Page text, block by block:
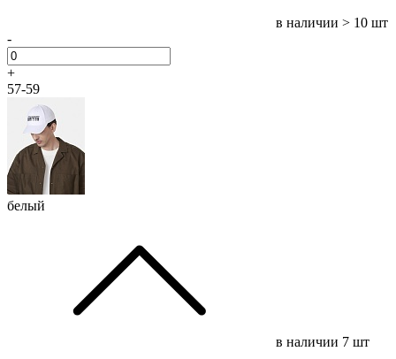
в наличии > 10 шт
-
+
57-59
белый
в наличии 7 шт